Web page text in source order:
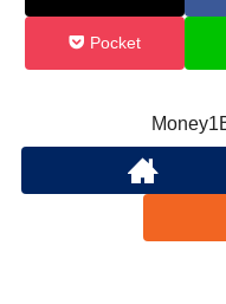
Pocket